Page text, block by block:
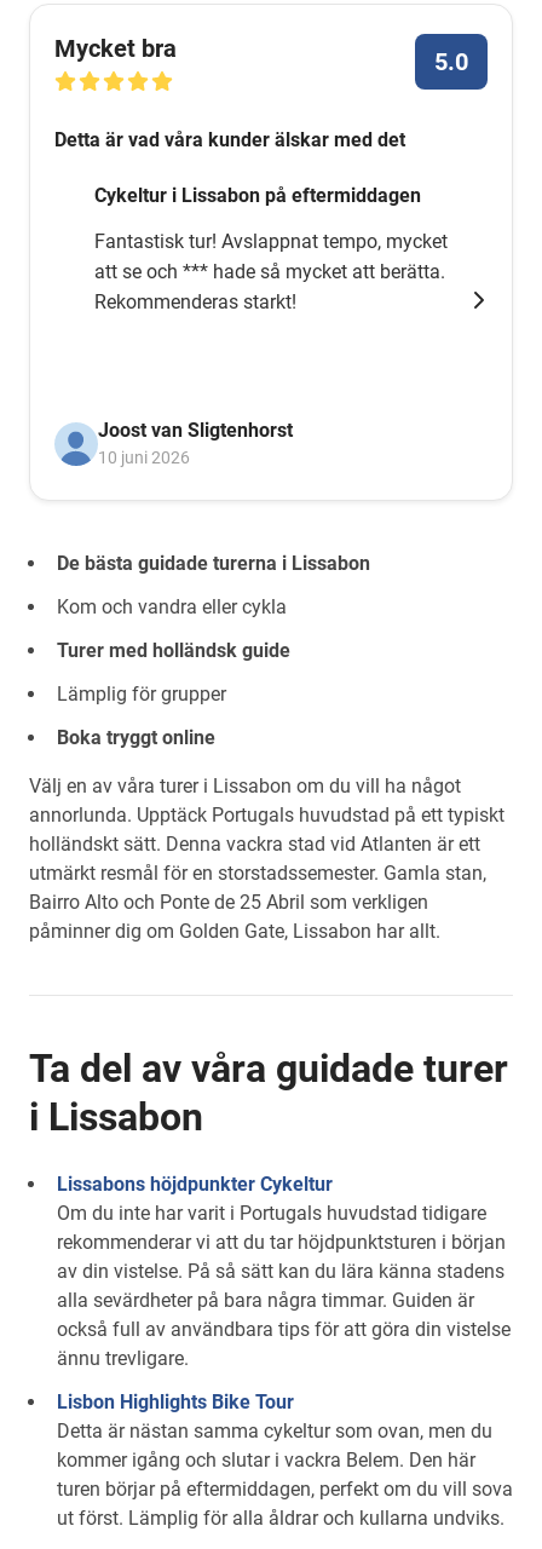
Mycket bra 5.0
Detta är vad våra kunder älskar med det
Cykeltur i Lissabon på eftermiddagen
Fantastisk tur! Avslappnat tempo, mycket
att se och *** hade så mycket att berätta.
Rekommenderas starkt!
Joost van Sligtenhorst
10 juni 2026
De bästa guidade turerna i Lissabon
Kom och vandra eller cykla
Turer med holländsk guide
Lämplig för grupper
Boka tryggt online
Välj en av våra turer i Lissabon om du vill ha något
annorlunda. Upptäck Portugals huvudstad på ett typiskt
holländskt sätt. Denna vackra stad vid Atlanten är ett
utmärkt resmål för en storstadssemester. Gamla stan,
Bairro Alto och Ponte de 25 Abril som verkligen
påminner dig om Golden Gate, Lissabon har allt.
Ta del av våra guidade turer
i Lissabon
Lissabons höjdpunkter Cykeltur
Om du inte har varit i Portugals huvudstad tidigare
rekommenderar vi att du tar höjdpunktsturen i början
av din vistelse. På så sätt kan du lära känna stadens
alla sevärdheter på bara några timmar. Guiden är
också full av användbara tips för att göra din vistelse
ännu trevligare.
Lisbon Highlights Bike Tour
Detta är nästan samma cykeltur som ovan, men du
kommer igång och slutar i vackra Belem. Den här
turen börjar på eftermiddagen, perfekt om du vill sova
ut först. Lämplig för alla åldrar och kullarna undviks.